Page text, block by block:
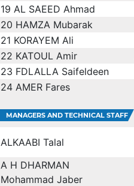
19 AL SAEED Ahmad
20 HAMZA Mubarak
21 KORAYEM Ali
22 KATOUL Amir
23 FDLALLA Saifeldeen
24 AMER Fares
MANAGERS AND TECHNICAL STAFF
ALKAABI Talal
A H DHARMAN
Mohammad Jaber